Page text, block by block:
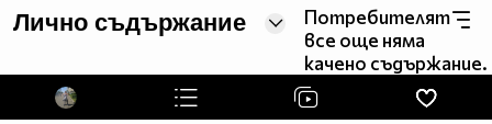
Лично съдържание
Потребителят
все още няма
качено съдържание.